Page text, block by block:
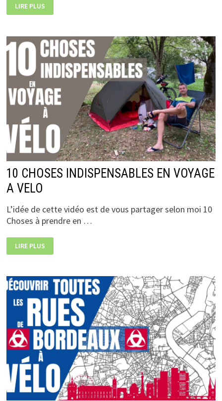
TOUR
DU
LUXEMBOURG
LIRE PLUS
10 CHOSES INDISPENSABLES EN VOYAGE
A VELO
L’idée de cette vidéo est de vous partager selon moi 10
Choses à prendre en …
10
CHOSES
INDISPENSABLES
A
VELO
LIRE PLUS